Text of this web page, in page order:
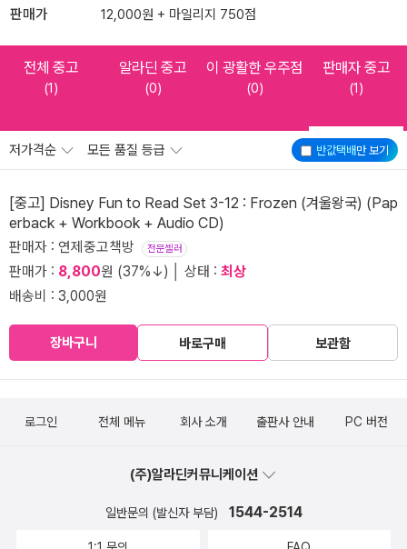
판매가 12,000원 + 마일리지 750점
전체 중고
(1)
알라딘 중고
(0)
이 광활한 우주점
(0)
판매자 중고
(1)
반값택배만 보기
저가격순 모든 품질 등급
[중고] Disney Fun to Read Set 3-12 : Frozen (겨울왕국) (Pap
erback + Workbook + Audio CD)
판매자 : 연제중고책방 전문셀러
판매가 : 8,800원 (37%↓) │ 상태 : 최상
배송비 : 3,000원
장바구니 바로구매 보관함
로그인 전체 메뉴 회사 소개 출판사 안내 PC 버전
(주)알라딘커뮤니케이션
일반문의 (발신자 부담) 1544-2514